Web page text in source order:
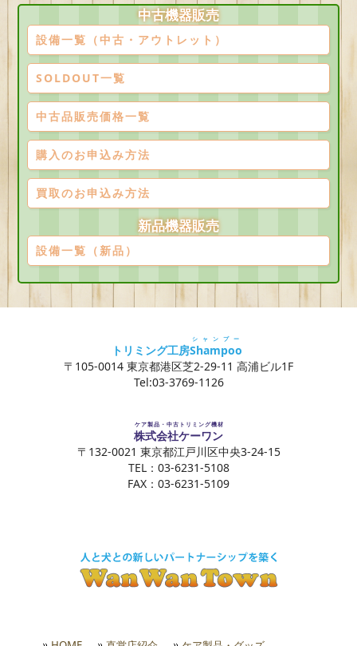
中古機器販売
設備一覧（中古・アウトレット）
SOLDOUT一覧
中古品販売価格一覧
購入のお申込み方法
買取のお申込み方法
新品機器販売
設備一覧（新品）
トリミング工房Shampoo
シャンプー
〒105-0014 東京都港区芝2-29-11 高浦ビル1F
Tel:03-3769-1126
株式会社ケーワン
ケア製品・中古トリミング機材
〒132-0021 東京都江戸川区中央3-24-15
TEL：03-6231-5108
FAX：03-6231-5109